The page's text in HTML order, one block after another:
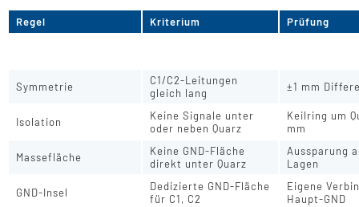
Regel Kriterium Prüfung
Symmetrie
C1/C2-Leitungen
gleich lang
±1 mm
Isolation
Keine Signale unter
oder neben Quarz
Keilring um
mm
Massefläche
Keine GND-Fläche
direkt unter Quarz
Aussparung
Lagen
GND-Insel
Dedizierte GND-Fläche
für C1, C2
Eigene
Haupt-GND